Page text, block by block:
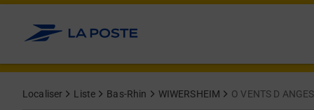
Allez au contenu
Localiser Liste Bas-Rhin WIWERSHEIM O VENTS D ANGES
Day of the WeekHours
Get directions to Relais Pickup at 33 ALLEE DE L ECONOMIE
lien s'ouvre dans un nouvel onglet